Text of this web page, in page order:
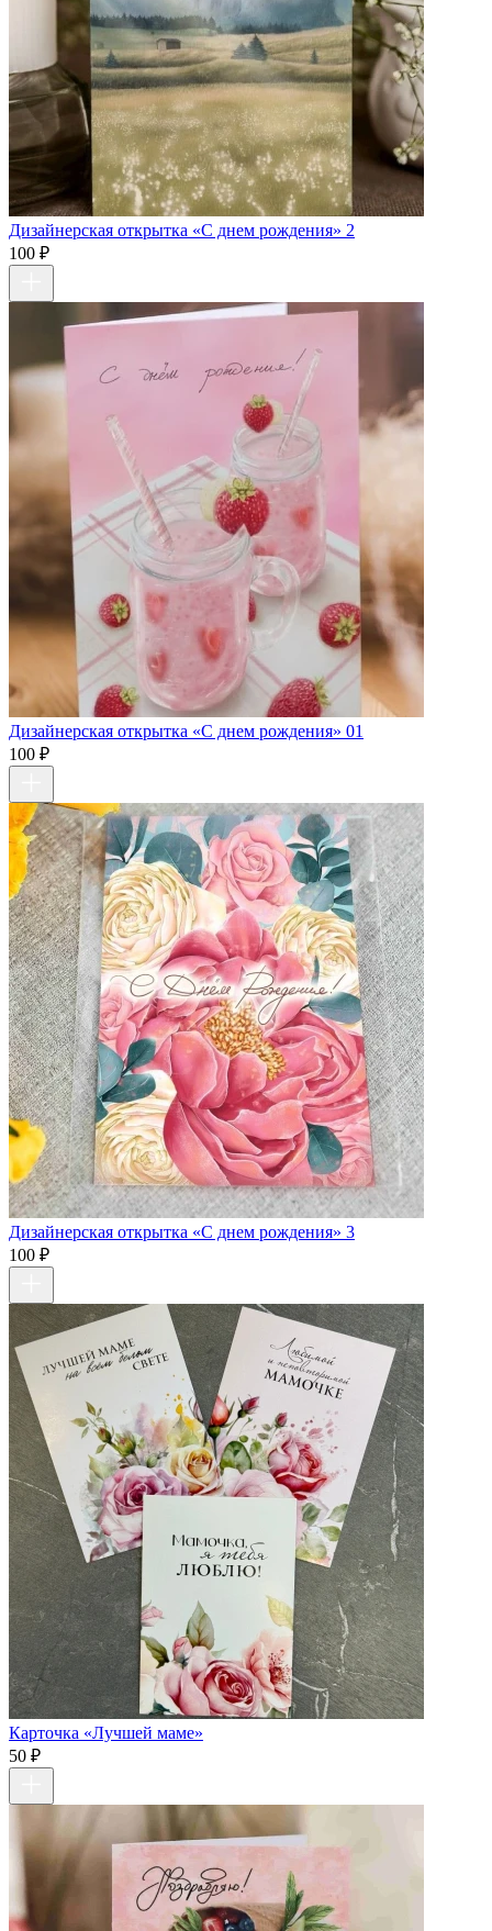
Дизайнерская открытка «С днем рождения» 2
100 ₽
Дизайнерская открытка «С днем рождения» 01
100 ₽
Дизайнерская открытка «С днем рождения» 3
100 ₽
Карточка «Лучшей маме»
50 ₽